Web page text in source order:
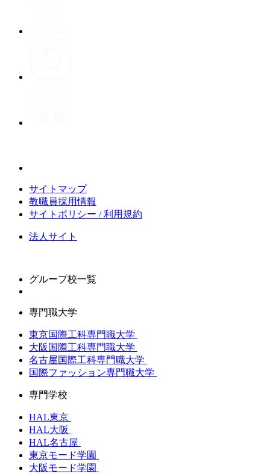
サイトマップ
教職員採用情報
サイトポリシー / 利用規約
法人サイト
グループ校一覧
専門職大学
東京国際工科専門職大学
大阪国際工科専門職大学
名古屋国際工科専門職大学
国際ファッション専門職大学
専門学校
HAL東京
HAL大阪
HAL名古屋
東京モード学園
大阪モード学園